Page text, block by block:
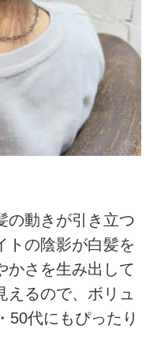
の動きが引き立つ
トの陰影が白髪を
かさを生み出して
えるので、ボリュ
50代にもぴったり